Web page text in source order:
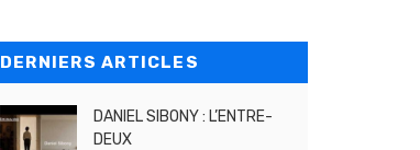
DERNIERS ARTICLES
DANIEL SIBONY : L’ENTRE-
DEUX